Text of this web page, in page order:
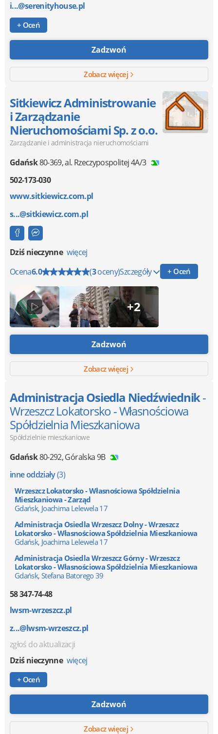
i...@serenityhouse.pl
+ Oceń
Zadzwoń
Zobacz więcej
Sitkiewicz Administrowanie
i Zarządzanie
Nieruchomościami Sp. z o.o.
Zarządzanie i administracja nieruchomościami
Gdańsk80-369,al. Rzeczypospolitej 4A/3
502-173-030
www.sitkiewicz.com.pl
s...@sitkiewicz.com.pl
Dziś nieczynne więcej
Ocena6.0 (3oceny)Szczegóły + Oceń
+2
Zadzwoń
Zobacz więcej
Administracja Osiedla Niedźwiednik-
Wrzeszcz Lokatorsko - Własnościowa
Spółdzielnia Mieszkaniowa
Spółdzielnie mieszkaniowe
Gdańsk80-292,Góralska 9B
inne oddziały(3)
Wrzeszcz Lokatorsko - Własnościowa Spółdzielnia
Mieszkaniowa - Zarząd
Gdańsk, Joachima Lelewela 17
Administracja Osiedla Wrzeszcz Dolny - Wrzeszcz
Lokatorsko - Własnościowa Spółdzielnia Mieszkaniowa
Gdańsk, Joachima Lelewela 17
Administracja Osiedla Wrzeszcz Górny - Wrzeszcz
Lokatorsko - Własnościowa Spółdzielnia Mieszkaniowa
Gdańsk, Stefana Batorego 39
58 347-74-48
lwsm-wrzeszcz.pl
z...@lwsm-wrzeszcz.pl
zgłoś do aktualizacji
Dziś nieczynne więcej
+ Oceń
Zadzwoń
Zobacz więcej